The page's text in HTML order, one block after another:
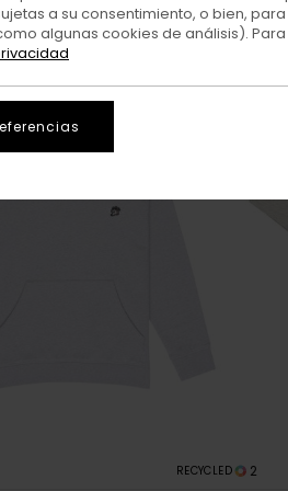
RECYCLED 2
a su consentimiento, o bien,
algunas cookies de análisis).